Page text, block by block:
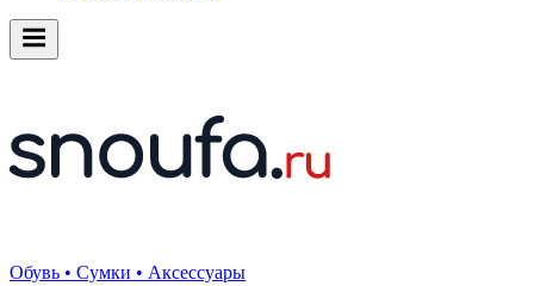
Обувь • Сумки • Аксессуары